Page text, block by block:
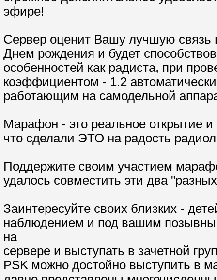
эфире!
Сервер оценит Вашу лучшую связь
Днем рождения и будет
особенностей как радиста, при
коэффициентом - 1.2
работающим на самодельной
Марафон - это реальное открытие
что сделали ЭТО на радость
Поддержите своим участием
удалось совместить эти два
Заинтересуйте своих близких -
наблюдением и под вашим
на
сервере и выступать в зачетной
PSK можно достойно выступить в